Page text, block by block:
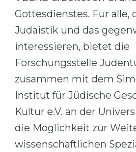
Gottesdienstes. Für alle,
Judaistik und das
interessieren, bietet die
Forschungsstelle
zusammen mit dem
Institut für Jüdische
Kultur e.V. an der
die Möglichkeit zur
wissenschaftlichen